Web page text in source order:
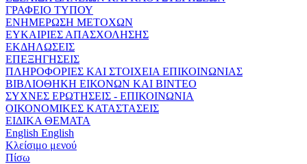
ΓΡΑΦΕΙΟ ΤΥΠΟΥ
ΕΝΗΜΕΡΩΣΗ ΜΕΤΟΧΩΝ
ΕΥΚΑΙΡΙΕΣ ΑΠΑΣΧΟΛΗΣΗΣ
ΕΚΔΗΛΩΣΕΙΣ
ΕΠΕΞΗΓΗΣΕΙΣ
ΠΛΗΡΟΦΟΡΙΕΣ ΚΑΙ ΣΤΟΙΧΕΙΑ ΕΠΙΚΟΙΝΩΝΙΑΣ
ΒΙΒΛΙΟΘΗΚΗ ΕΙΚΟΝΩΝ ΚΑΙ ΒΙΝΤΕΟ
ΣΥΧΝΕΣ ΕΡΩΤΗΣΕΙΣ - ΕΠΙΚΟΙΝΩΝΙΑ
ΟΙΚΟΝΟΜΙΚΕΣ ΚΑΤΑΣΤΑΣΕΙΣ
ΕΙΔΙΚΑ ΘΕΜΑΤΑ
English English
Κλείσιμο μενού
Πίσω